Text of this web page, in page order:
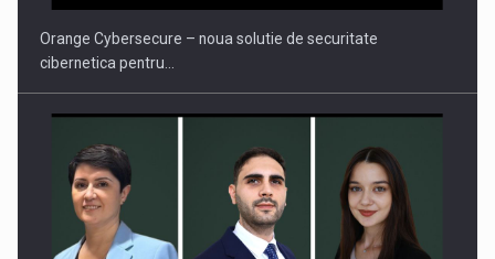
Orange Cybersecure – noua solutie de securitate
cibernetica pentru…